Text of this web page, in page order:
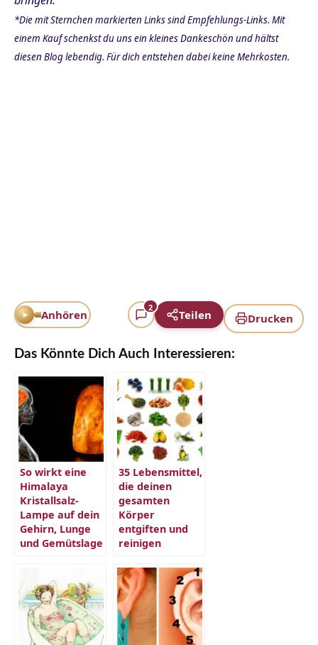
*Die mit Sternchen markierten Links sind Empfehlungs-Links. Mit
einem Kauf schenkst du uns ein kleines Dankeschön und hältst
diesen Blog lebendig. Für dich entstehen dabei keine Mehrkosten.
Drucken
Anhören
2
Teilen
Das Könnte Dich Auch Interessieren:
So wirkt eine
Himalaya
Kristallsalz-
Lampe auf dein
Gehirn, Lunge
und Gemütslage
35 Lebensmittel,
die deinen
gesamten
Körper
entgiften und
reinigen